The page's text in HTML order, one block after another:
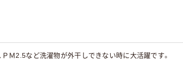
ＰＭ2.5など洗濯物が外干しできない時に大活躍です。